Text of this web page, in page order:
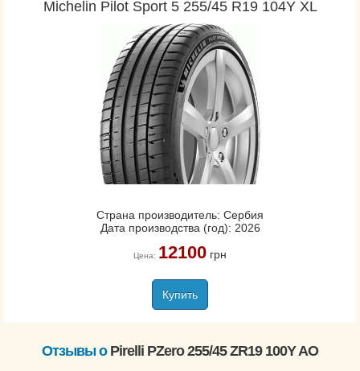
Michelin Pilot Sport 5 255/45 R19 104Y XL
Страна производитель: Сербия
Дата производства (год): 2026
Цена: 12100грн
Купить
Отзывы о Pirelli PZero 255/45 ZR19 100Y AO